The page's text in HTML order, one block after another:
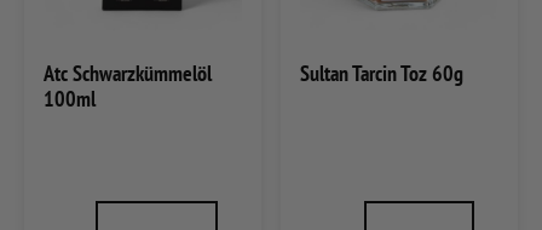
Atc Schwarzkümmelöl
100ml
Sultan Tarcin Toz 60g